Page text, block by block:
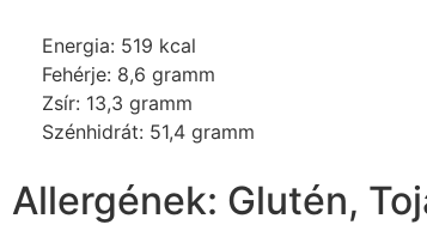
Energia: 519 kcal
Fehérje: 8,6 gramm
Zsír: 13,3 gramm
Szénhidrát: 51,4 gramm
Allergének: Glutén,